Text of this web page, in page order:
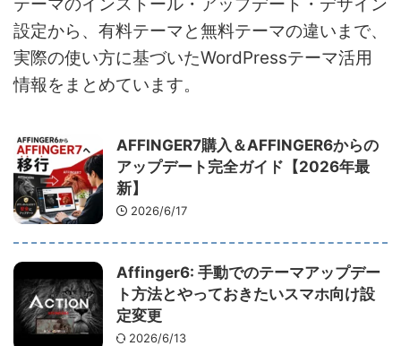
設定から、有料テーマと無料テーマの違いまで、
実際の使い方に基づいたWordPressテーマ活用
情報をまとめています。
AFFINGER7購入＆AFFINGER6からの
アップデート完全ガイド【2026年最
新】
2026/6/17
Affinger6: 手動でのテーマアップデー
ト方法とやっておきたいスマホ向け設
定変更
2026/6/13